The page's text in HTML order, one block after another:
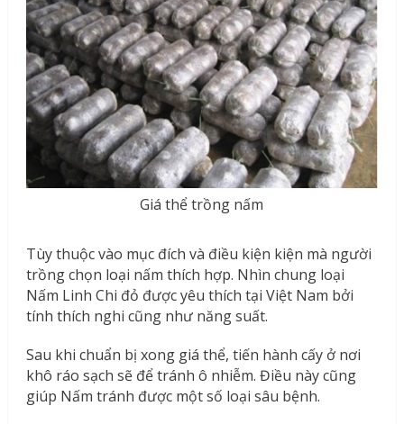
Giá thể trồng nấm
Tùy thuộc vào mục đích và điều kiện kiện mà người
trồng chọn loại nấm thích hợp. Nhìn chung loại
Nấm Linh Chi đỏ được yêu thích tại Việt Nam bởi
tính thích nghi cũng như năng suất.
Sau khi chuẩn bị xong giá thể, tiến hành cấy ở nơi
khô ráo sạch sẽ để tránh ô nhiễm. Điều này cũng
giúp Nấm tránh được một số loại sâu bệnh.